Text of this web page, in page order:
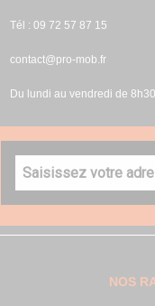
Tél : 09 72 57 87 15
contact@pro-mob.fr
Du lundi au vendredi de
NOS